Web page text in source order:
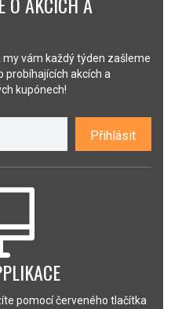
my vám každý týden zašleme
probíhajících akcích a
kupónech!
Přihlásit
pomocí červeného tlačítka